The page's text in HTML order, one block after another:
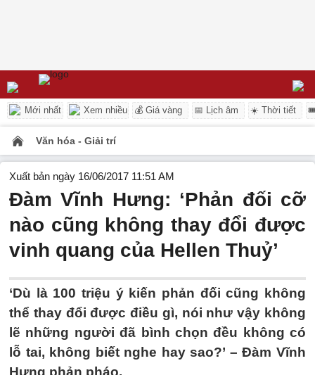
Mới nhất Xem nhiều 💰 Giá vàng 📅 Lịch âm ☀️ Thời tiết
Văn hóa - Giải trí
Xuất bản ngày 16/06/2017 11:51 AM
Đàm Vĩnh Hưng: ‘Phản đối cỡ
nào cũng không thay đổi được
vinh quang của Hellen Thuỷ’
‘Dù là 100 triệu ý kiến phản đối cũng không
thể thay đổi được điều gì, nói như vậy không
lẽ những người đã bình chọn đều không có
lỗ tai, không biết nghe hay sao?’ – Đàm Vĩnh
Hưng phản pháo.